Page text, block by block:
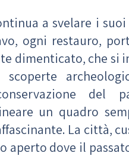
a svelare i
ogni restauro,
dimenticato, che si
scoperte
del
un quadro
La città,
aperto dove il